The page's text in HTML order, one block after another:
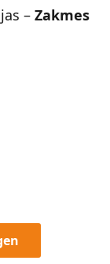
– Zakmes